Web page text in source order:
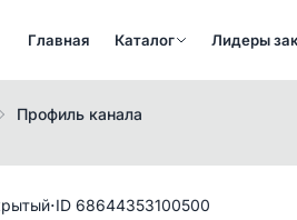
Главная Каталог Лидеры
Профиль канала
·ID 68644353100500